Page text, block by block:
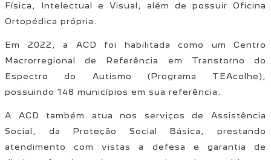
Física, Intelectual e Visual, além de possuir Oficina
Ortopédica própria.
Em 2022, a ACD foi habilitada como um Centro
Macrorregional de Referência em Transtorno do
Espectro do Autismo (Programa TEAcolhe),
possuindo 148 municípios em sua referência.
A ACD também atua nos serviços de Assistência
Social, da Proteção Social Básica, prestando
atendimento com vistas a defesa e garantia de